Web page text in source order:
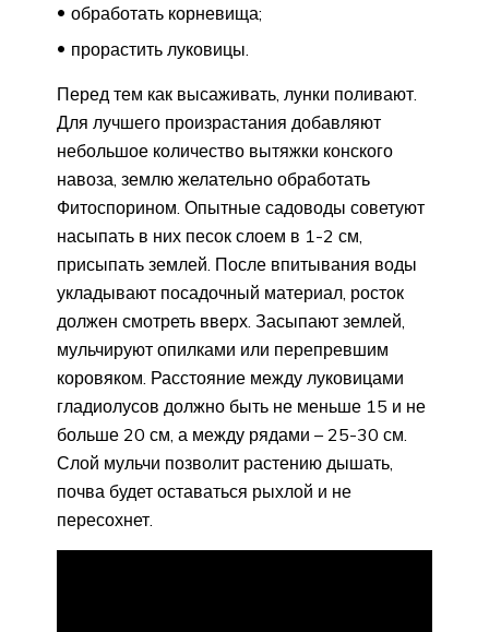
обработать корневища;
прорастить луковицы.
Перед тем как высаживать, лунки поливают.
Для лучшего произрастания добавляют
небольшое количество вытяжки конского
навоза, землю желательно обработать
Фитоспорином. Опытные садоводы советуют
насыпать в них песок слоем в 1-2 см,
присыпать землей. После впитывания воды
укладывают посадочный материал, росток
должен смотреть вверх. Засыпают землей,
мульчируют опилками или перепревшим
коровяком. Расстояние между луковицами
гладиолусов должно быть не меньше 15 и не
больше 20 см, а между рядами – 25-30 см.
Слой мульчи позволит растению дышать,
почва будет оставаться рыхлой и не
пересохнет.